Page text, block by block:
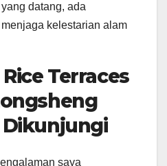
datang, ada
kelestarian alam
Terraces
Dikunjungi
saya